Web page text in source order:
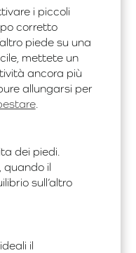
i piccoli
corretto
piede su una
mettete un
ancora più
allungarsi per
.
dei piedi.
quando il
sull’altro
il